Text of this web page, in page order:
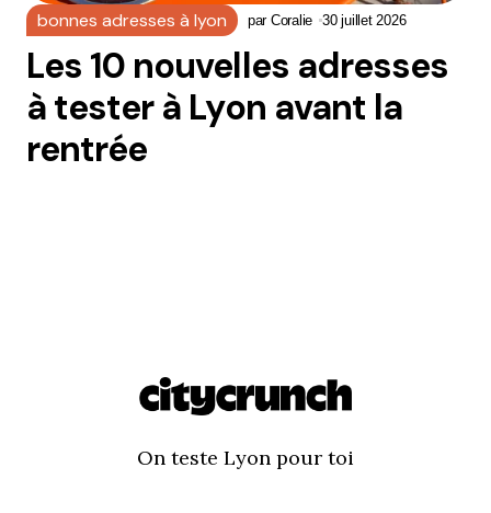
bonnes adresses à lyon par Coralie 30 juillet 2026
Les 10 nouvelles adresses
à tester à Lyon avant la
rentrée
On teste Lyon pour toi